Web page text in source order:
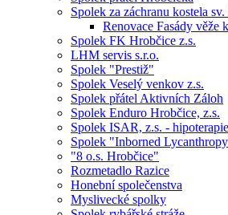
Spolek za záchranu kostela
Renovace Fasády věže
Spolek FK Hrobčice z.s.
LHM servis s.r.o.
Spolek "Prestiž"
Spolek Veselý venkov z.s.
Spolek přátel Aktivních Záloh
Spolek Enduro Hrobčice, z.s.
Spolek ISAR, z.s. - hipoterapie
Spolek "Inborned
"8 o.s. Hrobčice"
Rozmetadlo Razice
Honební společenstva
Myslivecké spolky